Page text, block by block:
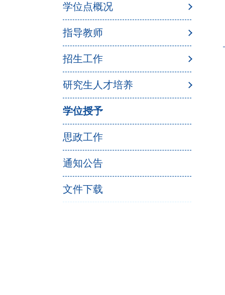
学位点概况
指导教师
招生工作
研究生人才培养
学位授予
思政工作
通知公告
文件下载